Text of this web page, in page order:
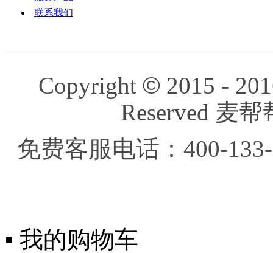
·联系我们
Copyright © 2015 -
Reserved 麦
免费客服电话：400-
▪ 我的购物车